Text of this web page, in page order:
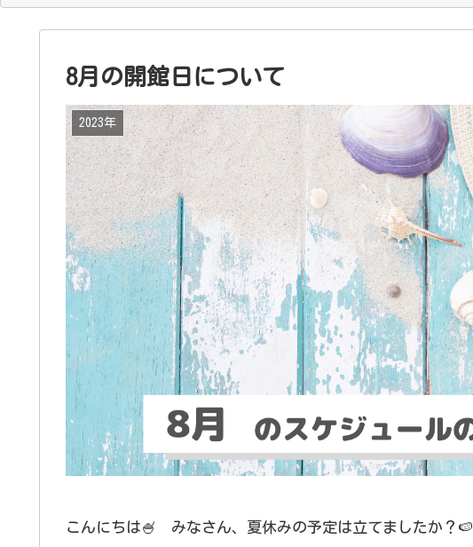
8月の開館日について
2023年
こんにちは🍧 みなさん、夏休みの予定は立てましたか？🍉